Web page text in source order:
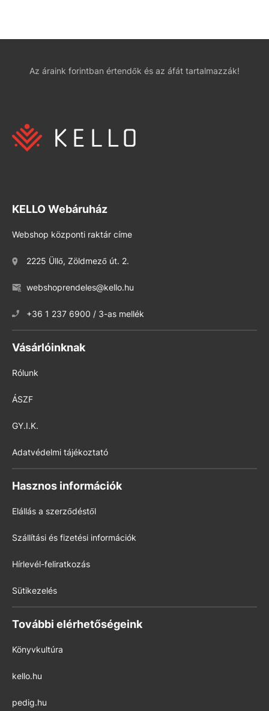
Az áraink forintban értendők és az áfát tartalmazzák!
KELLO Webáruház
Webshop központi raktár címe
2225 Üllő, Zöldmező út. 2.
webshoprendeles@kello.hu
+36 1 237 6900 / 3-as mellék
Vásárlóinknak
Rólunk
ÁSZF
GY.I.K.
Adatvédelmi tájékoztató
Hasznos információk
Elállás a szerződéstől
Szállítási és fizetési információk
Hírlevél-feliratkozás
Sütikezelés
További elérhetőségeink
Könyvkultúra
kello.hu
pedig.hu